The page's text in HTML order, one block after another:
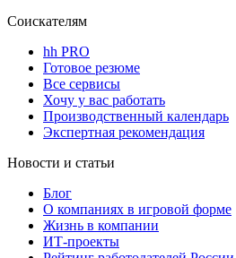
Соискателям
hh PRO
Готовое резюме
Все сервисы
Хочу у вас работать
Производственный календарь
Экспертная рекомендация
Новости и статьи
Блог
О компаниях в игровой форме
Жизнь в компании
ИТ-проекты